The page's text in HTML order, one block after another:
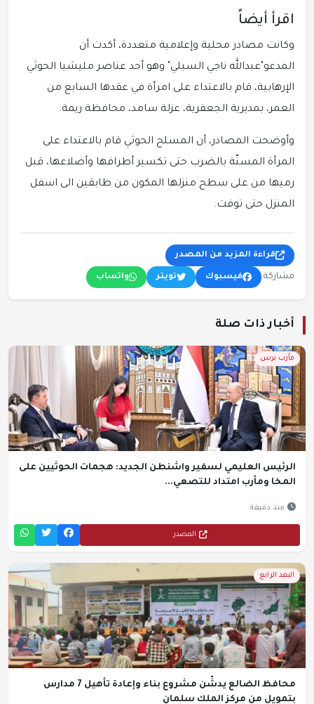
اقرأ أيضاً
وكانت مصادر محلية وإعلامية متعددة، أكدت أن
المدعو"عبدالله ناجي السبلي" وهو أحد عناصر مليشيا الحوثي
الإرهابية، قام بالاعتداء على امرأة في عقدها السابع من
العمر، بمديرية الجعفرية، عزلة سامد، محافظة ريمة.
وأوضحت المصادر، أن المسلح الحوثي قام بالاعتداء على
المرأة المسنّة بالضرب حتى تكسير أطرافها وأضلاعها، قبل
رميها من على سطح منزلها المكون من طابقين الى اسفل
المنزل حتى توفت.
قراءة المزيد من المصدر
مشاركة: فيسبوك تويتر واتساب
أخبار ذات صلة
مأرب برس
الرئيس العليمي لسفير واشنطن الجديد: هجمات الحوثيين على
المخا ومأرب امتداد للتصعي...
منذ دقيقة
المصدر
البعد الرابع
محافظ الضالع يدشّن مشروع بناء وإعادة تأهيل 7 مدارس
بتمويل من مركز الملك سلمان